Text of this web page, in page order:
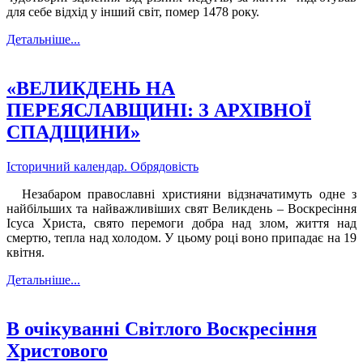
для себе відхід у інший світ, помер 1478 року.
Детальніше...
«ВЕЛИКДЕНЬ НА
ПЕРЕЯСЛАВЩИНІ: З АРХІВНОЇ
СПАДЩИНИ»
Історичний календар. Обрядовість
Незабаром православні християни відзначатимуть одне з
найбільших та найважливіших свят Великдень – Воскресіння
Ісуса Христа, свято перемоги добра над злом, життя над
смертю, тепла над холодом. У цьому році воно припадає на 19
квітня.
Детальніше...
В очікуванні Світлого Воскресіння
Христового